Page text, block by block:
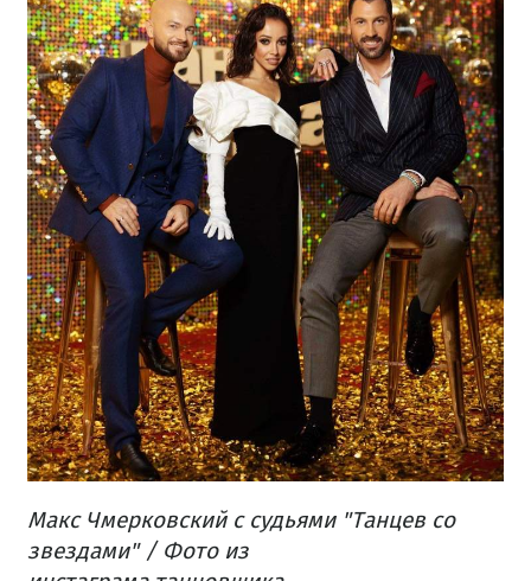
Макс Чмерковский с судьями "Танцев со
звездами" / Фото из